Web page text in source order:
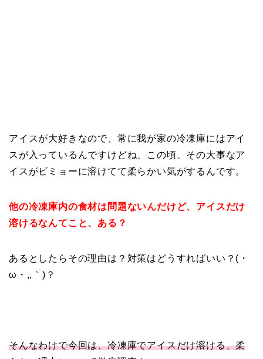
アイスが大好きなので、常に我が家の冷凍庫にはアイ
スが入っているんですけどね、この頃、その大事なア
イスがビミョーに溶けてて柔らかい気がするんです。
他の冷凍庫内の食材は問題ないんだけど、アイスだけ
溶けるなんてこと、ある？
あるとしたらその理由は？対策はどうすればいい？(・
ω・,,｀)？
そんなわけで今回は、冷凍庫でアイスだけ溶ける、柔